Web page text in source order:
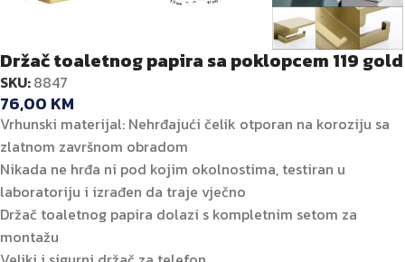
Držač toaletnog papira sa poklopcem 119 gold
SKU:8847
76,00 KM
Vrhunski materijal: Nehrđajući čelik otporan na koroziju sa
zlatnom završnom obradom
Nikada ne hrđa ni pod kojim okolnostima, testiran u
laboratoriju i izrađen da traje vječno
Držač toaletnog papira dolazi s kompletnim setom za
montažu